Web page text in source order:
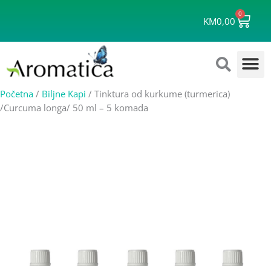
KM0,00
0
Cart
Početna / Biljne Kapi / Tinktura od kurkume (turmerica)
/Curcuma longa/ 50 ml – 5 komada